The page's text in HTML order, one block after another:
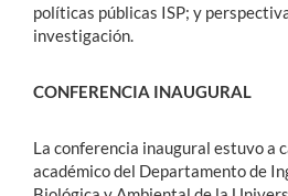
políticas públicas ISP; y
investigación.
CONFERENCIA INAUGURAL
La conferencia inaugural estuvo a
académico del Departamento de